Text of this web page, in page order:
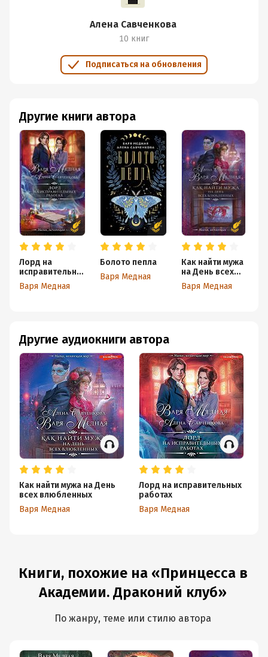
Алена Савченкова
10 книг
Подписаться на обновления
Другие книги автора
Лорд на
исправительны
х работах
Варя Медная
Болото пепла
Варя Медная
Как найти мужа
на День всех
влюбленных
Варя Медная
Другие аудиокниги автора
Как найти мужа на День
всех влюбленных
Варя Медная
Лорд на исправительных
работах
Варя Медная
Книги, похожие на «Принцесса в
Академии. Драконий клуб»
По жанру, теме или стилю автора